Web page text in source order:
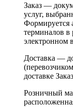
Заказ —
услуг,
Формируется
терминалов в
электронном
Доставка —
доставке
Розничный